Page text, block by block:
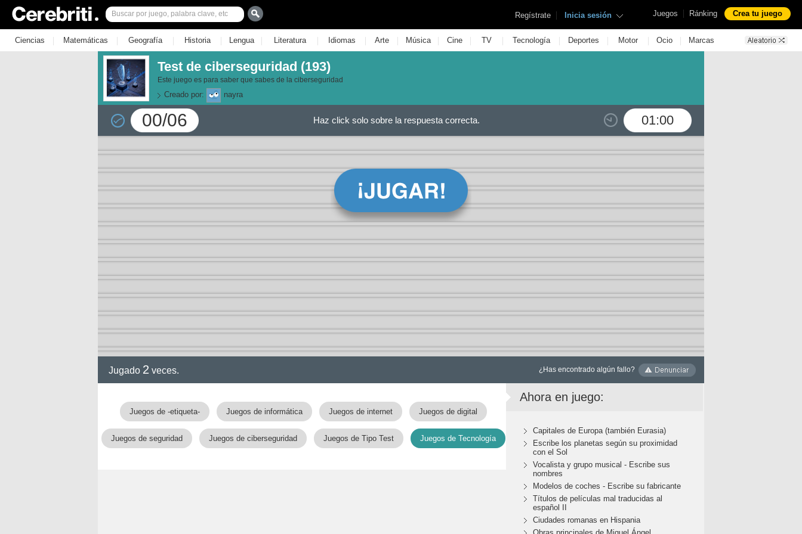
Juegos | Ránking Crea tu juego
Regístrate | Inicia sesión
Ciencias | Matemáticas | Geografía | Historia | Lengua | Literatura | Idiomas | Arte | Música | Cine | TV | Tecnología | Deportes | Motor | Ocio | Marcas
Test de ciberseguridad (193)
Este juego es para saber que sabes de la ciberseguridad
Creado por: nayra
00/06 01:00
Haz click solo sobre la respuesta correcta.
Jugado 2 veces. ¿Has encontrado algún fallo?
Juegos de -etiqueta- Juegos de informática Juegos de internet Juegos de digital
Juegos de seguridad Juegos de ciberseguridad Juegos de Tipo Test Juegos de Tecnología
Ahora en juego:
Capitales de Europa (también Eurasia)
Escribe los planetas según su proximidad
con el Sol
Vocalista y grupo musical - Escribe sus
nombres
Modelos de coches - Escribe su fabricante
Títulos de películas mal traducidas al
español II
Ciudades romanas en Hispania